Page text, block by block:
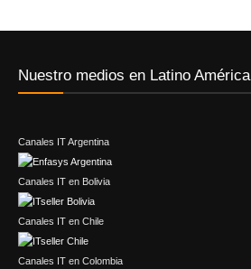
Nuestro medios en Latino América
Canales IT Argentina
Canales IT en Bolivia
Canales IT en Chile
Canales IT en Colombia